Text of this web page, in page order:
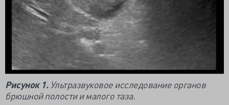
Рисунок 1.Ультразвуковое исследование органов
брюшной полости и малого таза.